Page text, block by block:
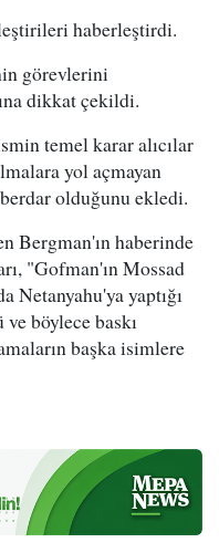
haberleştirdi.
görevlerini
dikkat çekildi.
temel karar alıcılar
yol açmayan
olduğunu ekledi.
Bergman'ın haberinde
"Gofman'ın Mossad
Netanyahu'ya yaptığı
böylece baskı
başka isimlere